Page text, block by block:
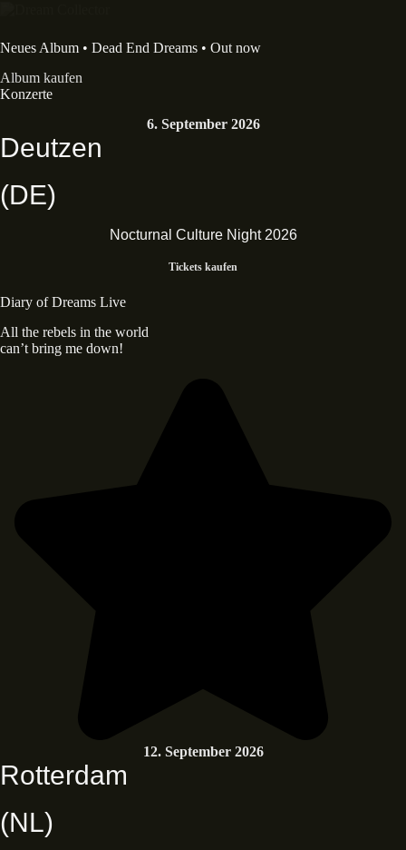
Neues Album • Dead End Dreams • Out now
Album kaufen
Konzerte
6. September 2026
Deutzen
(DE)
Nocturnal Culture Night 2026
Tickets kaufen
Diary of Dreams Live
All the rebels in the world
can’t bring me down!
12. September 2026
Rotterdam
(NL)